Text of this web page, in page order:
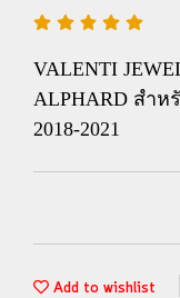
VALENTI
ALPHARD สำห
2018-2021
Add to wishlist